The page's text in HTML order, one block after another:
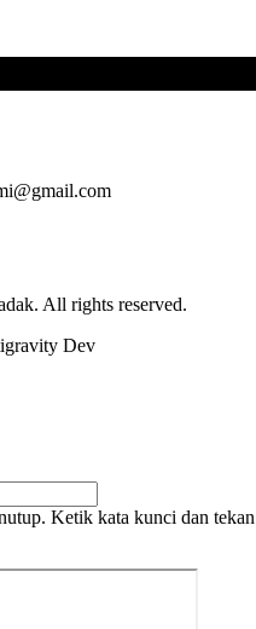
All rights reserved.
Dev
Ketik kata kunci dan tekan